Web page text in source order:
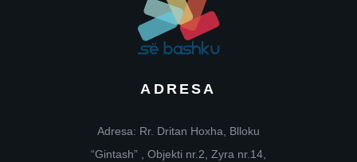
ADRESA
Adresa: Rr. Dritan Hoxha, Blloku
“Gintash” , Objekti nr.2, Zyra nr.14,